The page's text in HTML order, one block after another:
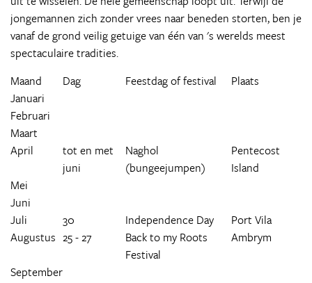
jongemannen zich zonder vrees naar beneden storten, ben je
vanaf de grond veilig getuige van één van 's werelds meest
spectaculaire tradities.
Maand
Dag Feestdag of festival
Plaats
Januari
Februari
Maart
April
tot en met
juni
Naghol
(bungeejumpen)
Pentecost
Island
Mei
Juni
Juli
30 Independence Day
Port Vila
Augustus 25 - 27
Back to my Roots
Festival
Ambrym
September